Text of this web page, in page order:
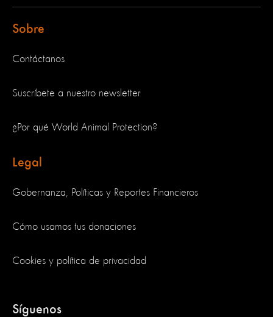
Sobre
Contáctanos
Suscríbete a nuestro newsletter
¿Por qué World Animal Protection?
Legal
Gobernanza, Políticas y Reportes Financieros
Cómo usamos tus donaciones
Cookies y política de privacidad
Síguenos